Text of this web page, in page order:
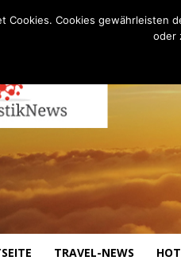
TRAVEL-NEWS
Cookies. Cookies gewährleisten
oder